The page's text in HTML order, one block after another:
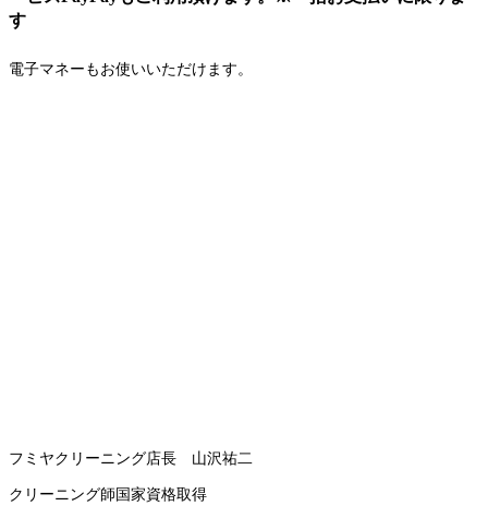
す
電子マネーもお使いいただけます。
フミヤクリーニング店長 山沢祐二
クリーニング師国家資格取得